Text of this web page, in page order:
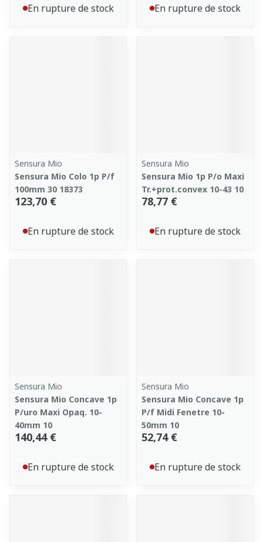
En rupture de stock En rupture de stock
Sensura Mio
Sensura Mio Colo 1p P/f
100mm 30 18373
123,70 €
En rupture de stock
Sensura Mio
Sensura Mio 1p P/o Maxi
Tr.+prot.convex 10-43 10
78,77 €
En rupture de stock
Sensura Mio
Sensura Mio Concave 1p
P/uro Maxi Opaq. 10-
40mm 10
140,44 €
En rupture de stock
Sensura Mio
Sensura Mio Concave 1p
P/f Midi Fenetre 10-
50mm 10
52,74 €
En rupture de stock